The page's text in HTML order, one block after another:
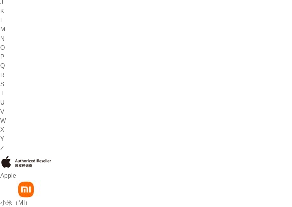
J
K
L
M
N
O
P
Q
R
S
T
U
V
W
X
Y
Z
Apple
小米（MI）